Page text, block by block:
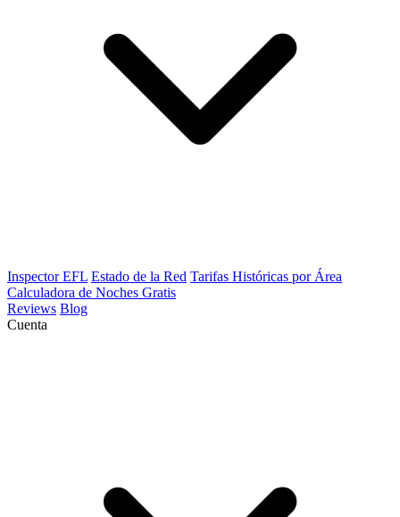
Inspector EFL Estado de la Red Tarifas Históricas por Área
Calculadora de Noches Gratis
Reviews Blog
Cuenta